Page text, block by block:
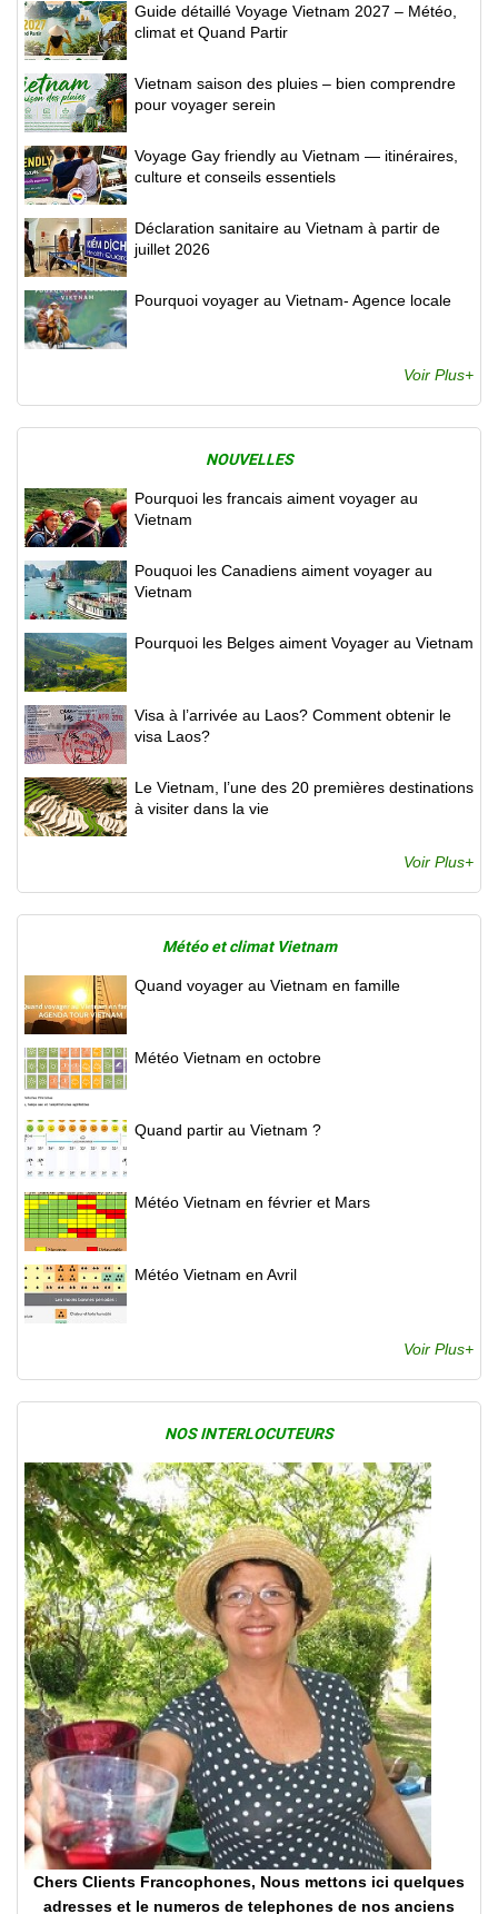
Guide détaillé Voyage Vietnam 2027 – Météo,
climat et Quand Partir
Vietnam saison des pluies – bien comprendre
pour voyager serein
Voyage Gay friendly au Vietnam — itinéraires,
culture et conseils essentiels
Déclaration sanitaire au Vietnam à partir de
juillet 2026
Pourquoi voyager au Vietnam- Agence locale
Voir Plus+
NOUVELLES
Pourquoi les francais aiment voyager au
Vietnam
Pouquoi les Canadiens aiment voyager au
Vietnam
Pourquoi les Belges aiment Voyager au Vietnam
Visa à l’arrivée au Laos? Comment obtenir le
visa Laos?
Le Vietnam, l’une des 20 premières destinations
à visiter dans la vie
Voir Plus+
Météo et climat Vietnam
Quand voyager au Vietnam en famille
Météo Vietnam en octobre
Quand partir au Vietnam ?
Météo Vietnam en février et Mars
Météo Vietnam en Avril
Voir Plus+
NOS INTERLOCUTEURS
Chers Clients Francophones, Nous mettons ici quelques
adresses et le numeros de telephones de nos anciens